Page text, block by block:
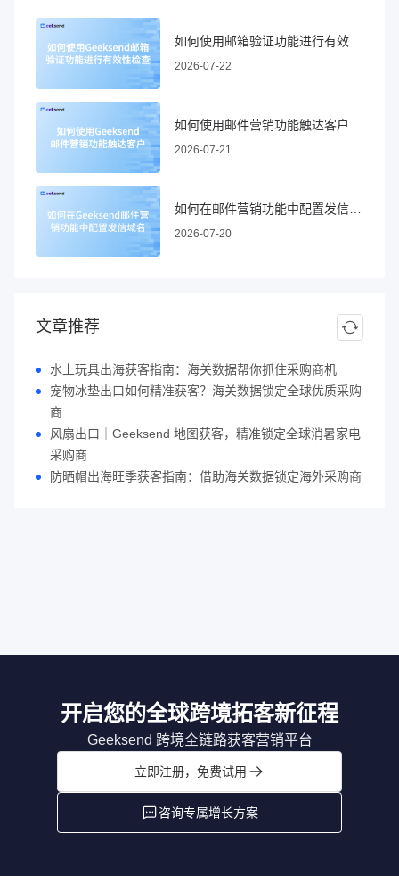
2026-07-22
如何使用邮件营销功能触达客户
2026-07-21
2026-07-20
文章推荐
水上玩具出海获客指南：海关数据帮你抓住采购商机
宠物冰垫出口如何精准获客？海关数据锁定全球优质采购
商
风扇出口｜Geeksend 地图获客，精准锁定全球消暑家电
采购商
防晒帽出海旺季获客指南：借助海关数据锁定海外采购商
开启您的全球跨境拓客新征程
Geeksend 跨境全链路获客营销平台
立即注册，免费试用
咨询专属增长方案